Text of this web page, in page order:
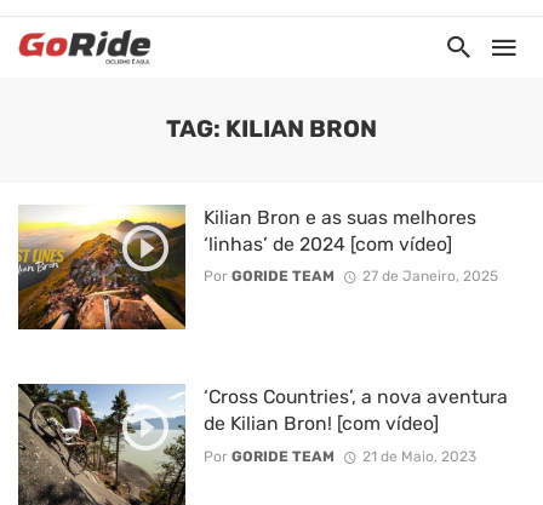
TAG: KILIAN BRON
Kilian Bron e as suas melhores
‘linhas’ de 2024 [com vídeo]
Por GORIDE TEAM 27 de Janeiro, 2025
‘Cross Countries’, a nova aventura
de Kilian Bron! [com vídeo]
Por GORIDE TEAM 21 de Maio, 2023